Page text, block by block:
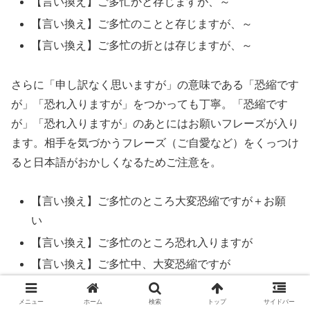
【言い換え】ご多忙のことと存じますが、～
【言い換え】ご多忙の折とは存じますが、～
さらに「申し訳なく思いますが」の意味である「恐縮です
が」「恐れ入りますが」をつかっても丁寧。「恐縮です
が」「恐れ入りますが」のあとにはお願いフレーズが入り
ます。相手を気づかうフレーズ（ご自愛など）をくっつけ
ると日本語がおかしくなるためご注意を。
【言い換え】ご多忙のところ大変恐縮ですが＋お願
い
【言い換え】ご多忙のところ恐れ入りますが
【言い換え】ご多忙中、大変恐縮ですが
【言い換え】ご多忙の折、大変恐縮ですが
メニュー ホーム 検索 トップ サイドバー